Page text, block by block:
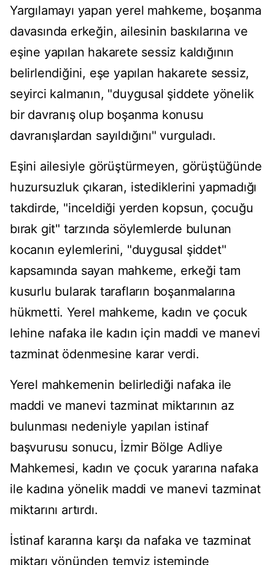
Yargılamayı yapan yerel mahkeme, boşanma
davasında erkeğin, ailesinin baskılarına ve
eşine yapılan hakarete sessiz kaldığının
belirlendiğini, eşe yapılan hakarete sessiz,
seyirci kalmanın, "duygusal şiddete yönelik
bir davranış olup boşanma konusu
davranışlardan sayıldığını" vurguladı.
Eşini ailesiyle görüştürmeyen, görüştüğünde
huzursuzluk çıkaran, istediklerini yapmadığı
takdirde, "inceldiği yerden kopsun, çocuğu
bırak git" tarzında söylemlerde bulunan
kocanın eylemlerini, "duygusal şiddet"
kapsamında sayan mahkeme, erkeği tam
kusurlu bularak tarafların boşanmalarına
hükmetti. Yerel mahkeme, kadın ve çocuk
lehine nafaka ile kadın için maddi ve manevi
tazminat ödenmesine karar verdi.
Yerel mahkemenin belirlediği nafaka ile
maddi ve manevi tazminat miktarının az
bulunması nedeniyle yapılan istinaf
başvurusu sonucu, İzmir Bölge Adliye
Mahkemesi, kadın ve çocuk yararına nafaka
ile kadına yönelik maddi ve manevi tazminat
miktarını artırdı.
İstinaf kararına karşı da nafaka ve tazminat
miktarı yönünden temyiz isteminde